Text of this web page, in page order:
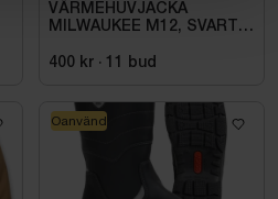
VÄRMEHUVJACKA
MILWAUKEE M12, SVART
400 kr · 11 bud
Oanvänd